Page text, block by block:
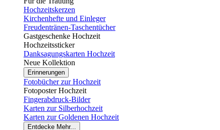
Hochzeitskerzen
Kirchenhefte und Einleger
Freudentränen-Taschentücher
Gastgeschenke Hochzeit
Hochzeitssticker
Danksagungskarten Hochzeit
Neue Kollektion
Erinnerungen
Fotobücher zur Hochzeit
Fotoposter Hochzeit
Fingerabdruck-Bilder
Karten zur Silberhochzeit
Karten zur Goldenen Hochzeit
Entdecke Mehr...